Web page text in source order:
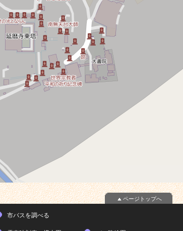
ページトップへ
市バスを調べる